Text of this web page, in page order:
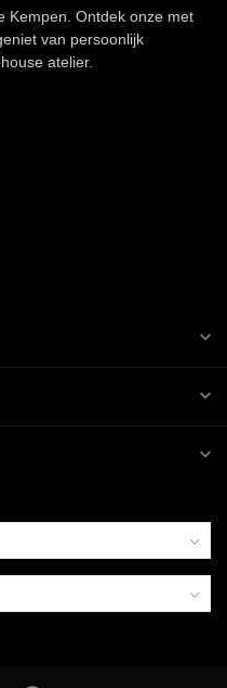
Kempen. Ontdek onze met
van persoonlijk
atelier.